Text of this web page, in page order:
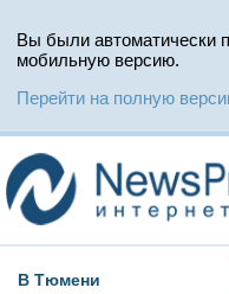
Вы были автоматически
мобильную версию.
Перейти на полную
В Тюмени